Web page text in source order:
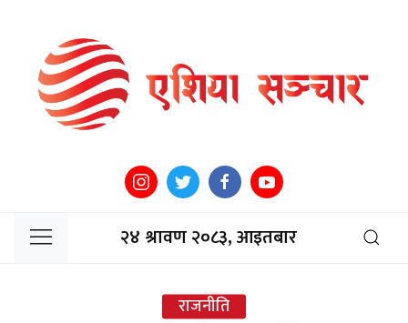
२४ श्रावण २०८३, आइतबार
राजनीति